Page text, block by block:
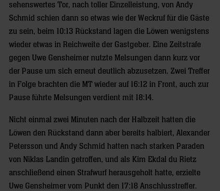
sehenswertes Tor, nach toller Einzelleistung, von Andy
Schmid schien dann so etwas wie der Weckruf für die Gäste
zu sein, beim 10:13 Rückstand lagen die Löwen wenigstens
wieder etwas in Reichweite der Gastgeber. Eine Zeitstrafe
gegen Uwe Gensheimer nutzte Melsungen dann kurz vor
der Pause um sich erneut deutlich abzusetzen. Zwei Treffer
in Folge brachten die MT wieder auf 16:12 in Front, auch zur
Pause führte Melsungen verdient mit 18:14.
Nicht einmal zwei Minuten nach der Halbzeit hatten die
Löwen den Rückstand dann aber bereits halbiert, Alexander
Petersson und Andy Schmid hatten nach starken Paraden
von Niklas Landin getroffen, und als Kim Ekdal du Rietz
anschließend einen Strafwurf herausgeholt hatte, erzielte
Uwe Gensheimer vom Punkt den 17:18 Anschlusstreffer.